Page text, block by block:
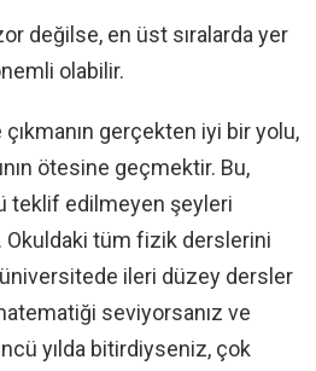
değilse, en üst sıralarda yer
olabilir.
gerçekten iyi bir yolu,
ötesine geçmektir. Bu,
teklif edilmeyen şeyleri
Okuldaki tüm fizik derslerini
ileri düzey dersler
seviyorsanız ve
yılda bitirdiyseniz, çok